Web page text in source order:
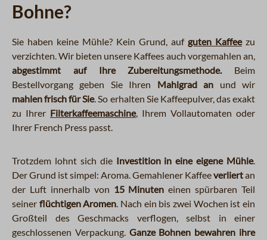
Bohne?
Sie haben keine Mühle? Kein Grund, auf guten Kaffeezu
verzichten. Wir bieten unsere Kaffees auch vorgemahlen an,
abgestimmt auf Ihre Zubereitungsmethode.Beim
Bestellvorgang geben Sie Ihren Mahlgrad an und wir
mahlen frisch für Sie. So erhalten Sie Kaffeepulver, das exakt
zu Ihrer Filterkaffeemaschine, Ihrem Vollautomaten oder
Ihrer French Press passt.
Trotzdem lohnt sich die Investition in eine eigene Mühle.
Der Grund ist simpel: Aroma. Gemahlener Kaffeeverliertan
der Luft innerhalb von 15 Minuten einen spürbaren Teil
seiner flüchtigen Aromen. Nach ein bis zwei Wochen ist ein
Großteil des Geschmacks verflogen, selbst in einer
geschlossenen Verpackung. Ganze Bohnen bewahren ihre